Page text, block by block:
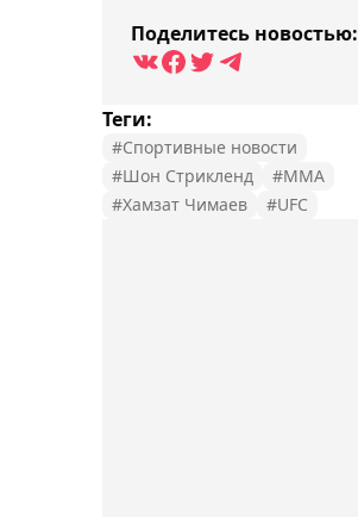
Поделитесь новостью:
Теги:
#Спортивные новости
#Шон Стрикленд
#MMA
#Хамзат Чимаев
#UFC